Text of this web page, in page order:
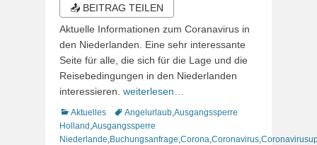
📤 BEITRAG TEILEN
Aktuelle Informationen zum Coranavirus in
den Niederlanden. Eine sehr interessante
Seite für alle, die sich für die Lage und die
Reisebedingungen in den Niederlanden
interessieren. weiterlesen…
Kategorien
Aktuelles Schlagworte
Angelurlaub Ausgangssperre
Holland Ausgangssperre
Niederlande Buchungsanfrage Corona Coronavirus